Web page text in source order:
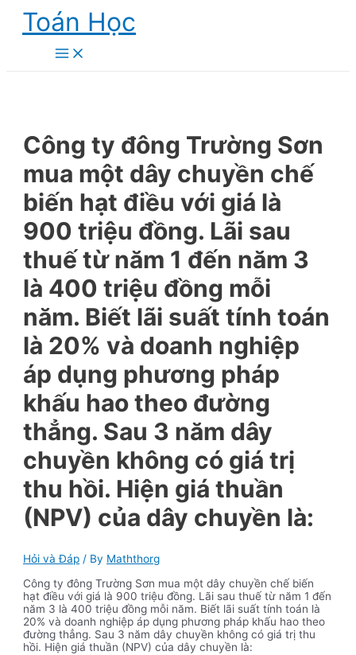
Skip
content
Toán Học
Main
Menu
Công ty đông Trường Sơn
mua một dây chuyền chế
biến hạt điều với giá là
900 triệu đồng. Lãi sau
thuế từ năm 1 đến năm 3
là 400 triệu đồng mỗi
năm. Biết lãi suất tính toán
là 20% và doanh nghiệp
áp dụng phương pháp
khấu hao theo đường
thẳng. Sau 3 năm dây
chuyền không có giá trị
thu hồi. Hiện giá thuần
(NPV) của dây chuyền là:
Hỏi và Đáp / By Maththorg
Công ty đông Trường Sơn mua một dây chuyền chế biến
hạt điều với giá là 900 triệu đồng. Lãi sau thuế từ năm 1 đến
năm 3 là 400 triệu đồng mỗi năm. Biết lãi suất tính toán là
20% và doanh nghiệp áp dụng phương pháp khấu hao theo
đường thẳng. Sau 3 năm dây chuyền không có giá trị thu
hồi. Hiện giá thuần (NPV) của dây chuyền là: